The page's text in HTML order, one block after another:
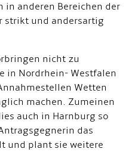
in anderen Bereichen der
strikt und andersartig
nicht zu
in Nordrhein- Westfalen
Wetten
machen. Zumeinen
auch in Harnburg so
das
und plant sie weitere